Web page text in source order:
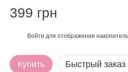
399 грн
Войти для отображения
Купить Быстрый заказ